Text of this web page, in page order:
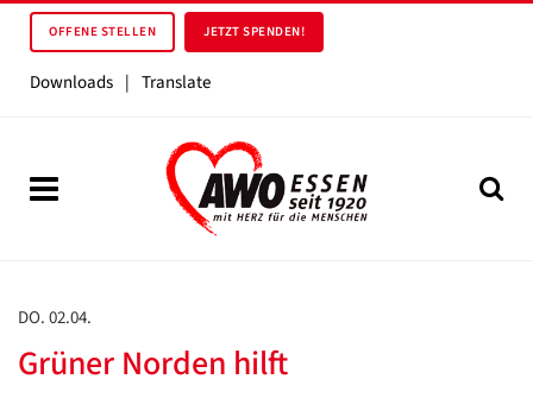
OFFENE STELLEN JETZT SPENDEN!
Downloads | Translate
DO. 02.04.
Grüner Norden hilft